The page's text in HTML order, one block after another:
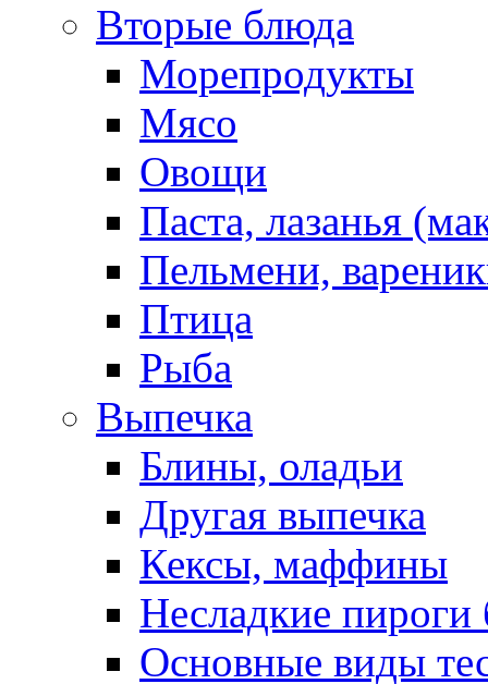
Вторые блюда
Морепродукты
Мясо
Овощи
Паста, лазанья
Пельмени,
Птица
Рыба
Выпечка
Блины, оладьи
Другая выпечка
Кексы, маффины
Несладкие пироги
Основные виды